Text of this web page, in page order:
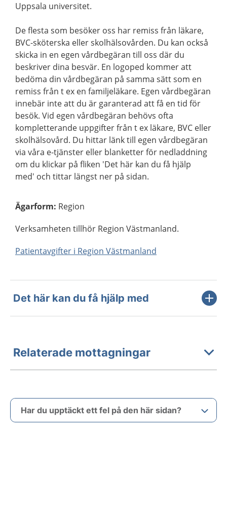
Uppsala universitet.
De flesta som besöker oss har remiss från läkare,
BVC-sköterska eller skolhälsovården. Du kan också
skicka in en egen vårdbegäran till oss där du
beskriver dina besvär. En logoped kommer att
bedöma din vårdbegäran på samma sätt som en
remiss från t ex en familjeläkare. Egen vårdbegäran
innebär inte att du är garanterad att få en tid för
besök. Vid egen vårdbegäran behövs ofta
kompletterande uppgifter från t ex läkare, BVC eller
skolhälsovård. Du hittar länk till egen vårdbegäran
via våra e-tjänster eller blanketter för nedladdning
om du klickar på fliken 'Det här kan du få hjälp
med' och tittar längst ner på sidan.
Ägarform: Region
Verksamheten tillhör Region Västmanland.
Patientavgifter i Region Västmanland
Det här kan du få hjälp med
Relaterade mottagningar
Har du upptäckt ett fel på den här sidan?